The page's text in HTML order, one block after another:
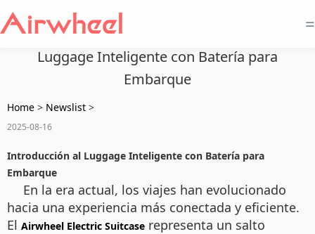
=
Luggage Inteligente con Batería para
Embarque
Home > Newslist >
2025-08-16
Introducción al Luggage Inteligente con Batería para
Embarque
En la era actual, los viajes han evolucionado
hacia una experiencia más conectada y eficiente.
El Airwheel Electric Suitcase representa un salto